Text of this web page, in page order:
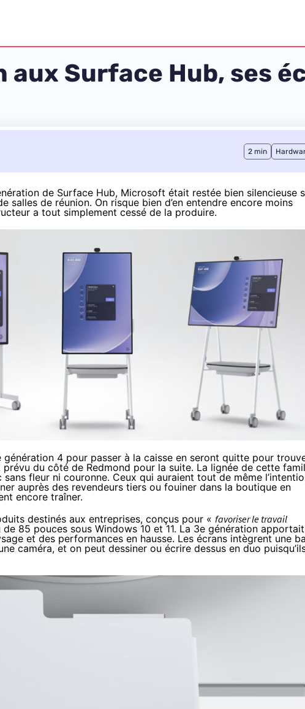
Surface Hub, ses
2 min
de Surface Hub, Microsoft était restée bien silencieuse
salles de réunion. On risque bien d’en entendre encore moins
a tout simplement cessé de la produire.
4 pour passer à la caisse en seront quitte pour
du côté de Redmond pour la suite. La lignée de cette
sans fleur ni couronne. Ceux qui auraient tout de même
auprès des revendeurs tiers ou fouiner dans la boutique en
encore traîner.
destinés aux entreprises, conçus pour « favoriser le travail
85 pouces sous Windows 10 et 11. La 3e génération apportait
et des performances en hausse. Les écrans intègrent une
caméra, et on peut dessiner ou écrire dessus en duo